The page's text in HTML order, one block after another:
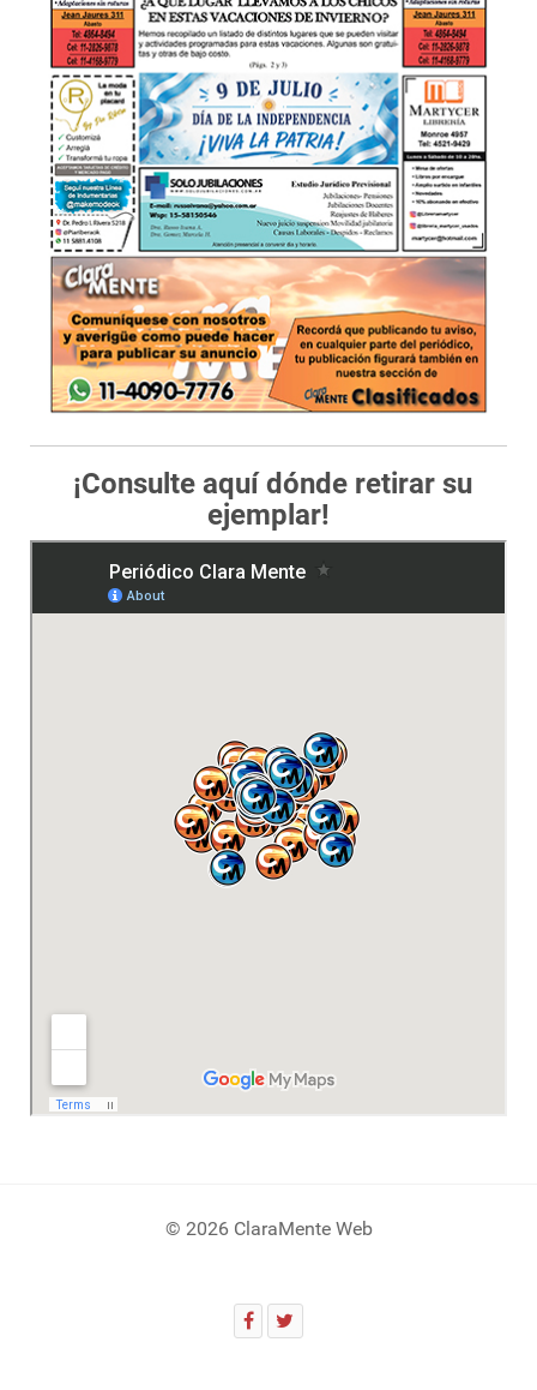
¡Consulte aquí dónde retirar su
ejemplar!
© 2026 ClaraMente Web